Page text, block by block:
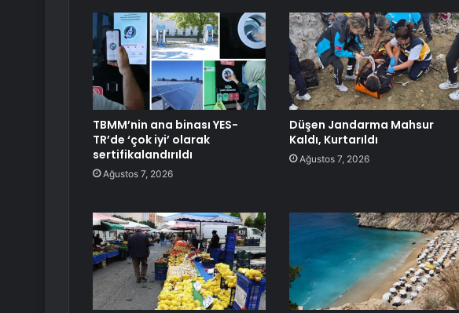
TBMM’nin ana binası YES-
TR’de ‘çok iyi’ olarak
sertifikalandırıldı
Ağustos 7, 2026
Düşen Jandarma Mahsur
Kaldı, Kurtarıldı
Ağustos 7, 2026